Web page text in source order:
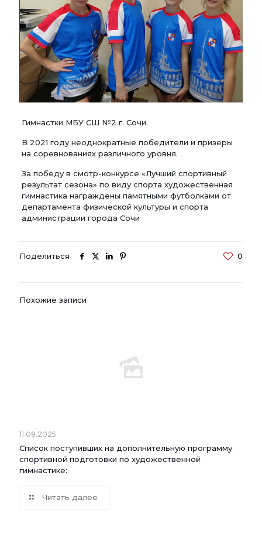
Гимнастки МБУ СШ №2 г. Сочи.
В 2021 году неоднократные победители и призеры
на соревнованиях различного уровня.
За победу в смотр-конкурсе «Лучший спортивный
результат сезона» по виду спорта художественная
гимнастика награждены памятными футболками от
департамента физической культуры и спорта
администрации города Сочи
Поделиться 0
Похожие записи
11.08.2025
Список поступивших на дополнительную программу
спортивной подготовки по художественной
гимнастике:
Читать далее